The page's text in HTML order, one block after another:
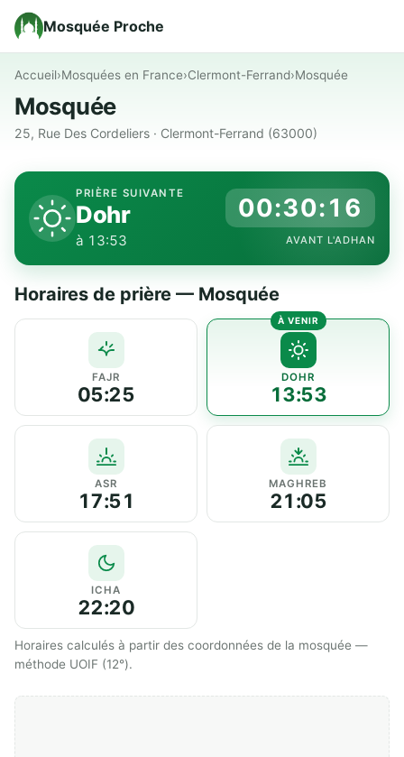
Mosquée Proche
Accueil›Mosquées en France›Clermont-Ferrand›Mosquée
Mosquée
25, Rue Des Cordeliers · Clermont-Ferrand (63000)
PRIÈRE SUIVANTE
Dohr
à 13:53
00:30:16
AVANT L'ADHAN
Horaires de prière — Mosquée
FAJR
05:25
DOHR
13:53
ASR
17:51
MAGHREB
21:05
ICHA
22:20
Horaires calculés à partir des coordonnées de la mosquée —
méthode UOIF (12°).